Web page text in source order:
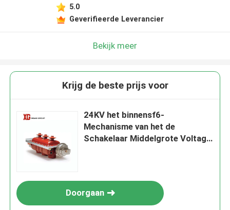
5.0
Geverifieerde Leverancier
Bekijk meer
Krijg de beste prijs voor
24KV het binnensf6-
Mechanisme van het de
Schakelaar Middelgrote Voltage
Doorgaan